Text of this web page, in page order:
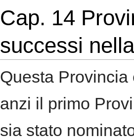
Cap. 14
successi
Questa
anzi il primo
sia stato